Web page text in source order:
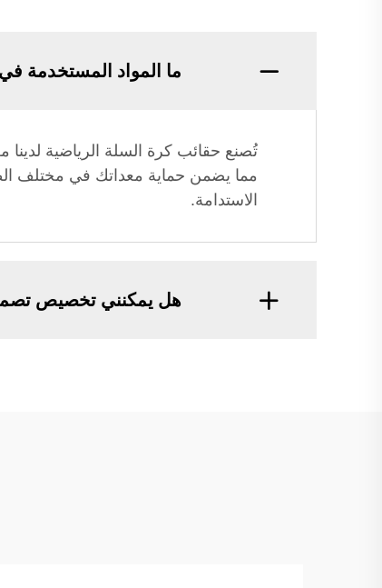
ما المواد المستخدمة
تُصنع حقائب كرة السلة الرياضية
مما يضمن حماية معداتك في مختلف
الاستدامة.
هل يمكنني تخصيص